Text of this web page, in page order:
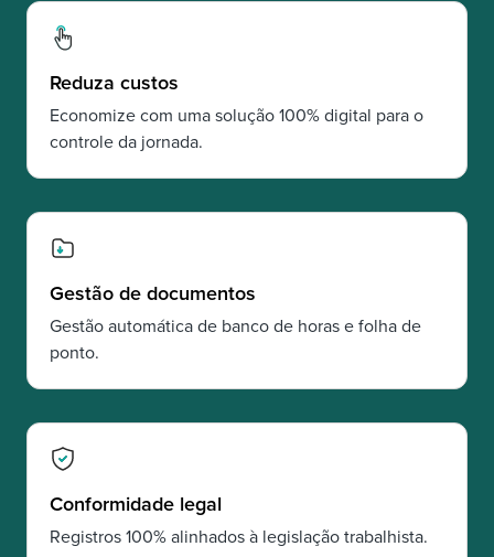
Reduza custos
Economize com uma solução 100% digital para o
controle da jornada.
Gestão de documentos
Gestão automática de banco de horas e folha de
ponto.
Conformidade legal
Registros 100% alinhados à legislação trabalhista.